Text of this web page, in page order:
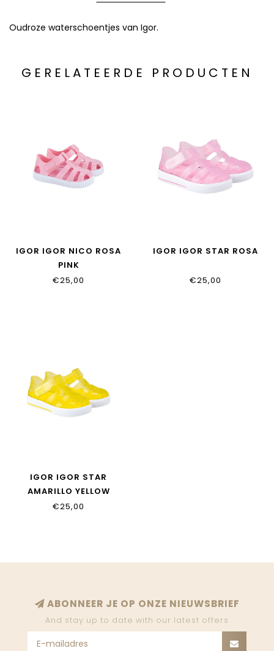
Oudroze waterschoentjes van Igor.
GERELATEERDE PRODUCTEN
IGOR IGOR NICO ROSA
PINK
€25,00
IGOR IGOR STAR ROSA
€25,00
IGOR IGOR STAR
AMARILLO YELLOW
€25,00
ABONNEER JE OP ONZE NIEUWSBRIEF
And stay up to date with our latest offers